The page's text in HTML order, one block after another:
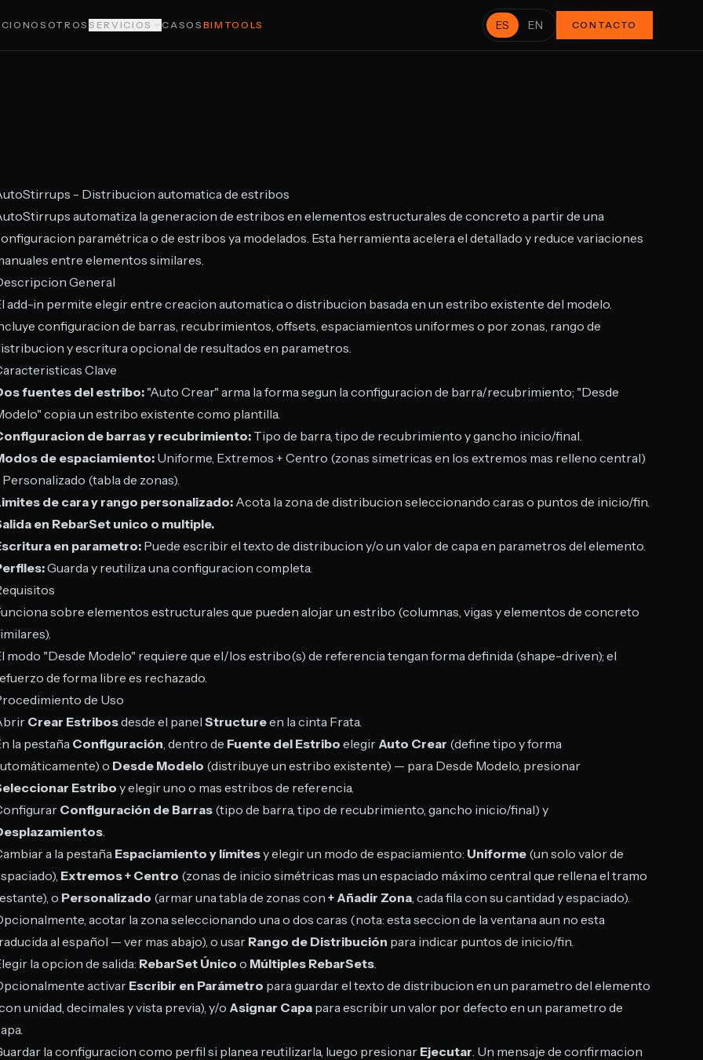
NOSOTROSSERVICIOS CASOS BIMTOOLS ES EN CONTACTO
- Distribucion automatica de estribos
automatiza la generacion de estribos en elementos estructurales de concreto a partir de una
paramétrica o de estribos ya modelados. Esta herramienta acelera el detallado y reduce variaciones
entre elementos similares.
General
add-in permite elegir entre creacion automatica o distribucion basada en un estribo existente del modelo.
configuracion de barras, recubrimientos, offsets, espaciamientos uniformes o por zonas, rango de
y escritura opcional de resultados en parametros.
Clave
fuentes del estribo: "Auto Crear" arma la forma segun la configuracion de barra/recubrimiento; "Desde
copia un estribo existente como plantilla.
de barras y recubrimiento: Tipo de barra, tipo de recubrimiento y gancho inicio/final.
de espaciamiento: Uniforme, Extremos + Centro (zonas simetricas en los extremos mas relleno central)
Personalizado (tabla de zonas).
de cara y rango personalizado: Acota la zona de distribucion seleccionando caras o puntos de inicio/fin.
en RebarSet unico o multiple.
en parametro: Puede escribir el texto de distribucion y/o un valor de capa en parametros del elemento.
Guarda y reutiliza una configuracion completa.
sobre elementos estructurales que pueden alojar un estribo (columnas, vigas y elementos de concreto
modo "Desde Modelo" requiere que el/los estribo(s) de referencia tengan forma definida (shape-driven); el
de forma libre es rechazado.
de Uso
Crear Estribosdesde el panel Structureen la cinta Frata.
la pestañaConfiguración, dentro de Fuente del Estribo elegir Auto Crear (define tipo y forma
o Desde Modelo (distribuye un estribo existente) — para Desde Modelo, presionar
Estriboy elegir uno o mas estribos de referencia.
Configuración de Barras (tipo de barra, tipo de recubrimiento, gancho inicio/final) y
.
a la pestaña Espaciamiento y límitesy elegir un modo de espaciamiento: Uniforme (un solo valor de
Extremos + Centro (zonas de inicio simétricas mas un espaciado máximo central que rellena el tramo
o Personalizado (armar una tabla de zonas con + Añadir Zona, cada fila con su cantidad y espaciado).
acotar la zona seleccionando una o dos caras (nota: esta seccion de la ventana aun no esta
al español — ver mas abajo), o usarRango de Distribución para indicar puntos de inicio/fin.
la opcion de salida: RebarSet Único o Múltiples RebarSets.
activarEscribir en Parámetro para guardar el texto de distribucion en un parametro del elemento
unidad, decimales y vista previa), y/o Asignar Capa para escribir un valor por defecto en un parametro de
la configuracion como perfil si planea reutilizarla, luego presionar Ejecutar. Un mensaje de confirmacion